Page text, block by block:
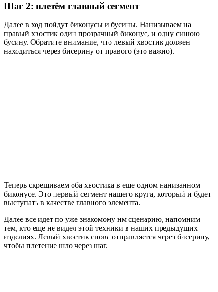
Шаг 2: плетём главный сегмент
Далее в ход пойдут биконусы и бусины. Нанизываем на
правый хвостик один прозрачный биконус, и одну синюю
бусину. Обратите внимание, что левый хвостик должен
находиться через бисерину от правого (это важно).
Теперь скрещиваем оба хвостика в еще одном нанизанном
биконусе. Это первый сегмент нашего круга, который и будет
выступать в качестве главного элемента.
Далее все идет по уже знакомому нм сценарию, напомним
тем, кто еще не видел этой техники в наших предыдущих
изделиях. Левый хвостик снова отправляется через бисерину,
чтобы плетение шло через шаг.